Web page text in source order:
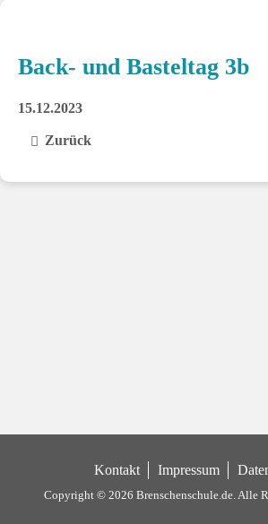
Back- und Basteltag 3b
15.12.2023
Zurück
Copyright © 2026 Brenschenschule.de.Alle
Kontakt Impressum